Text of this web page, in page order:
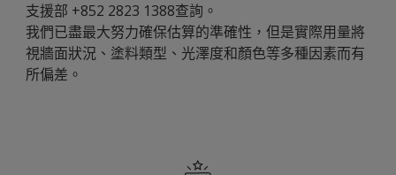
支援部 +852 2823 1388查詢。
我們已盡最大努力確保估算的準確性，但是實際用量將
視牆面狀況、塗料類型、光澤度和顏色等多種因素而有
所偏差。